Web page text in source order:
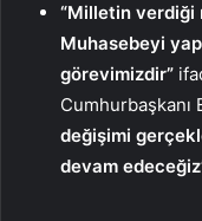
“Milletin verdiği
Muhasebeyi
görevimizdir”
Cumhurbaşkanı
değişimi
devam